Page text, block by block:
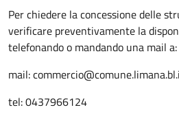
Per chiedere la concessione delle
verificare preventivamente la
telefonando o mandando una mail a:
mail:
tel: 0437966124